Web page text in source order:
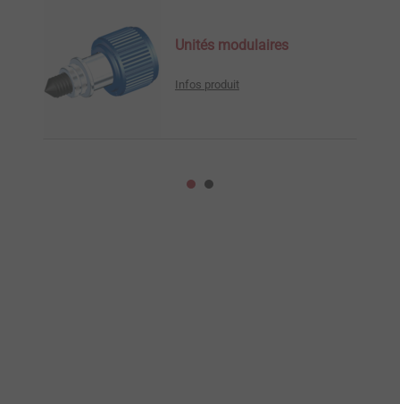
Unités modulaires
Infos produit